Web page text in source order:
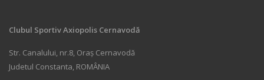
Clubul Sportiv Axiopolis Cernavodă
Str. Canalului, nr.8, Oraș Cernavodă
Judetul Constanta, ROMÂNIA